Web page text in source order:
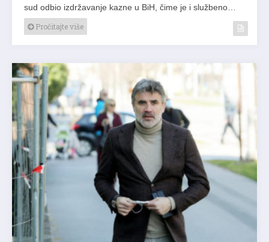
sud odbio izdržavanje kazne u BiH, čime je i službeno…
Pročitajte više